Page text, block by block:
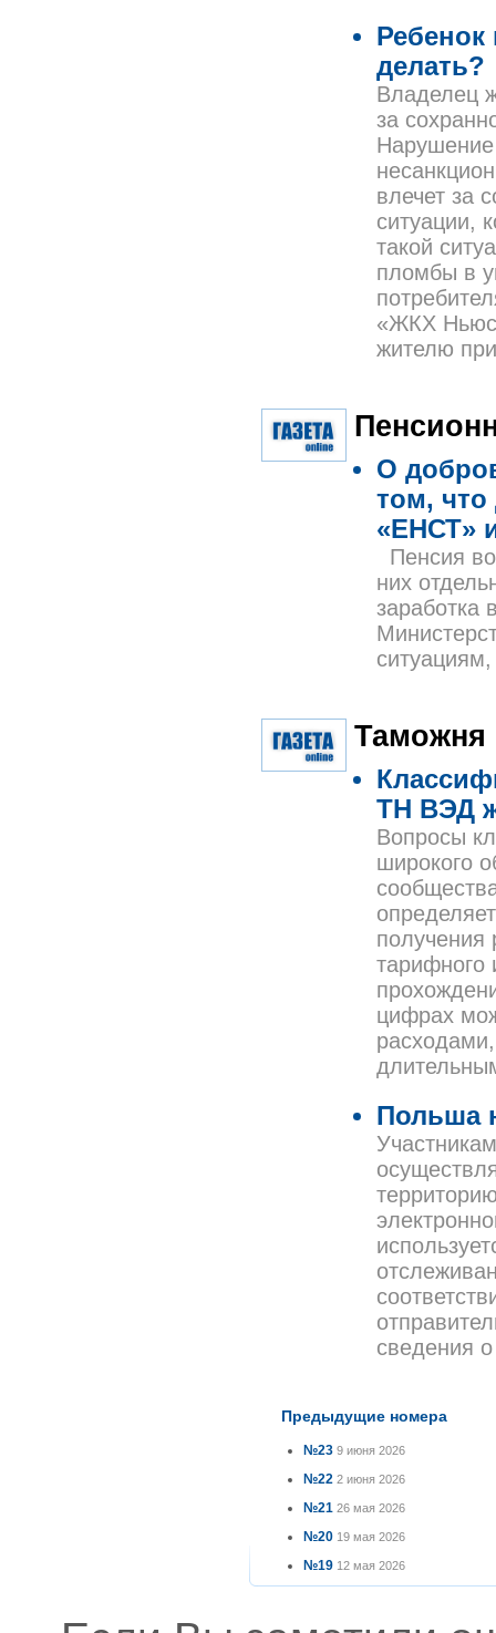
Ребенок
делать?
Владелец
за
Нарушение
влечет за
ситуации,
такой
пломбы в
«ЖКХ
жителю
О
том,
«ЕНСТ»
Пенсия
них
заработка
Таможня
ТН ВЭД
Вопросы
широкого
получения
тарифного
цифрах
Польша
сведения
Предыдущие номера
№23 9 июня 2026
№22 2 июня 2026
№21 26 мая 2026
№20 19 мая 2026
№19 12 мая 2026